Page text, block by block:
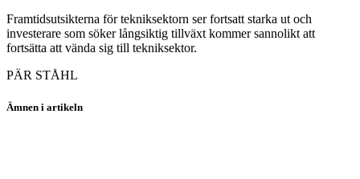
Framtidsutsikterna för tekniksektorn ser fortsatt starka ut och
investerare som söker långsiktig tillväxt kommer sannolikt att
fortsätta att vända sig till tekniksektor.
PÄR STÅHL
Ämnen i artikeln